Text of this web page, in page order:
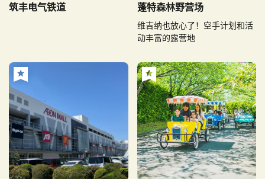
筑丰电气铁道 蓬特森林野营场
维吉纳也放心了！空手计划和活
动丰富的露营地